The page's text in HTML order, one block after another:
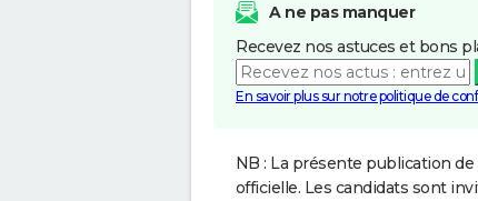
A ne pas manquer
Recevez nos astuces et bons
En savoir plus sur notre politique de
NB : La présente publication
officielle. Les candidats sont